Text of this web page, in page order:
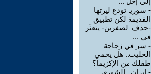
- سوريا تودع ليرتها
القديمة لكن تطبيق
-حذف الصفرين- يتعثّر
في ...
- سر في زجاجة
الحليب.. هل يحمي
طفلك من الإكزيما؟
- إيران.. الشورى